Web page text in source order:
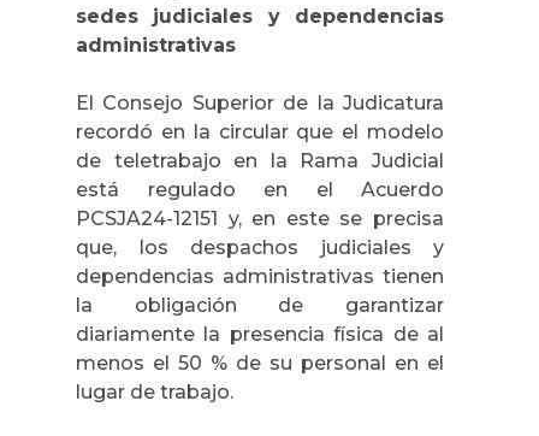
sedes judiciales y dependencias
administrativas
El Consejo Superior de la Judicatura
recordó en la circular que el modelo
de teletrabajo en la Rama Judicial
está regulado en el Acuerdo
PCSJA24-12151 y, en este se precisa
que, los despachos judiciales y
dependencias administrativas tienen
la obligación de garantizar
diariamente la presencia física de al
menos el 50 % de su personal en el
lugar de trabajo.